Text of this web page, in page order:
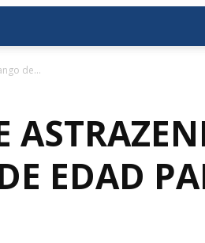
de...
EDAD